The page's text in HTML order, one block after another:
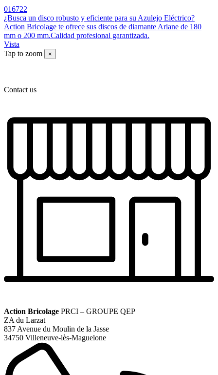
016722
¿Busca un disco robusto y eficiente para su Azulejo Eléctrico?
Action Bricolage te ofrece sus discos de diamante Ariane de 180
mm o 200 mm.Calidad profesional garantizada.
Vista
Tap to zoom
×
Contact us
Action Bricolage PRCI – GROUPE QEP
ZA du Larzat
837 Avenue du Moulin de la Jasse
34750 Villeneuve-lès-Maguelone